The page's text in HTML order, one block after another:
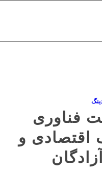
فناوری
اقتصادی و